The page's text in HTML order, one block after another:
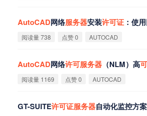
AutoCAD网络服务器安装许可证 ：使
阅读量 738 点赞 0 AUTOCAD
AutoCAD网络许可服务器 （NLM）高可
阅读量 1169 点赞 0 AUTOCAD
GT-SUITE许可证服务器自动化监控方案